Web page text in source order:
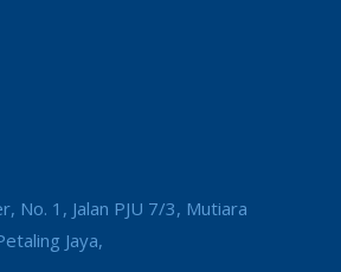
No. 1, Jalan PJU 7/3, Mutiara
Jaya,